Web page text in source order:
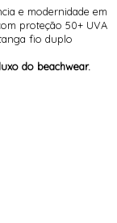
e modernidade em
proteção 50+ UVA
fio duplo
do beachwear.